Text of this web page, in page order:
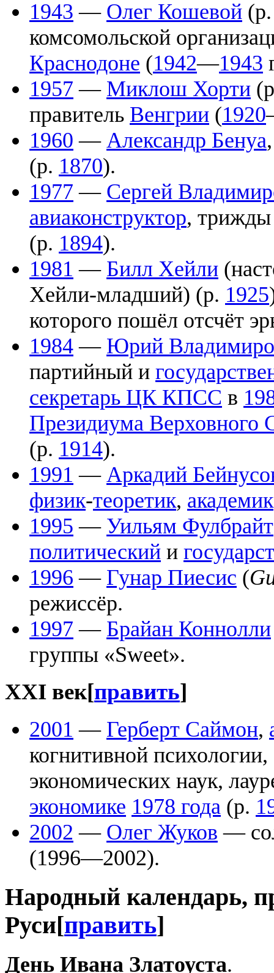
1943 — Олег Кошевой
комсомольской
Краснодоне (1942—1943
1957 — Миклош Хорти
правитель Венгрии (1920
1960 — Александр Бенуа
(р. 1870).
1977 — Сергей
авиаконструктор,
(р. 1894).
1981 — Билл Хейли
Хейли-младший) (р. 1925
которого пошёл отсчёт
1984 — Юрий
партийный и
секретарь ЦК КПСС в
Президиума Верховного
(р. 1914).
1991 — Аркадий
физик-теоретик, академик
1995 — Уильям Фулбрайт
политический и
1996 — Гунар Пиесис (
режиссёр.
1997 — Брайан Коннолли
группы «Sweet».
XXI век[править]
2001 — Герберт Саймон,
когнитивной
экономических наук,
экономике 1978 года (р.
2002 — Олег Жуков —
(1996—2002).
Народный календарь,
Руси[править]
День Ивана Златоуста.